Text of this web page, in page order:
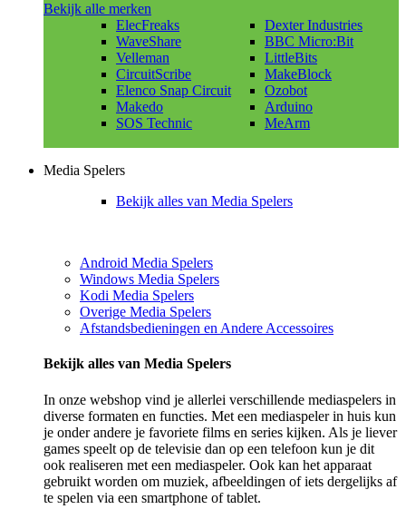
Bekijk alle merken
ElecFreaks
WaveShare
Velleman
CircuitScribe
Elenco Snap Circuit
Makedo
SOS Technic
Dexter Industries
BBC Micro:Bit
LittleBits
MakeBlock
Ozobot
Arduino
MeArm
Media Spelers
Bekijk alles van Media Spelers
Android Media Spelers
Windows Media Spelers
Kodi Media Spelers
Overige Media Spelers
Afstandsbedieningen en Andere Accessoires
Bekijk alles van Media Spelers
In onze webshop vind je allerlei verschillende mediaspelers in
diverse formaten en functies. Met een mediaspeler in huis kun
je onder andere je favoriete films en series kijken. Als je liever
games speelt op de televisie dan op een telefoon kun je dit
ook realiseren met een mediaspeler. Ook kan het apparaat
gebruikt worden om muziek, afbeeldingen of iets dergelijks af
te spelen via een smartphone of tablet.